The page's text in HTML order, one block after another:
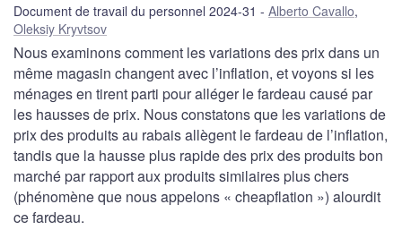
Document de travail du personnel 2024-31 Alberto Cavallo,
Oleksiy Kryvtsov
Nous examinons comment les variations des prix dans un
même magasin changent avec l’inflation, et voyons si les
ménages en tirent parti pour alléger le fardeau causé par
les hausses de prix. Nous constatons que les variations de
prix des produits au rabais allègent le fardeau de l’inflation,
tandis que la hausse plus rapide des prix des produits bon
marché par rapport aux produits similaires plus chers
(phénomène que nous appelons « cheapflation ») alourdit
ce fardeau.